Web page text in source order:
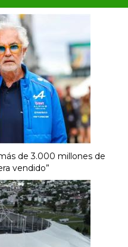
de 3.000 millones de
vendido”